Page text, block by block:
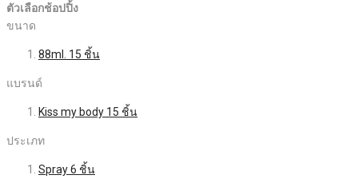
ตัวเลือกช้อปปิ้ง
ขนาด
88ml. 15 ชิ้น
แบรนด์
Kiss my body 15 ชิ้น
ประเภท
Spray6 ชิ้น